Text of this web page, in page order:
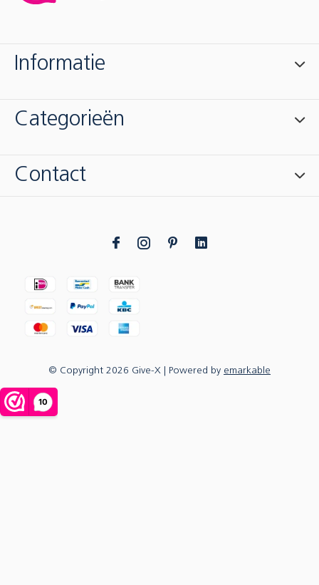
Informatie
Categorieën
Contact
© Copyright 2026 Give-X | Powered by emarkable